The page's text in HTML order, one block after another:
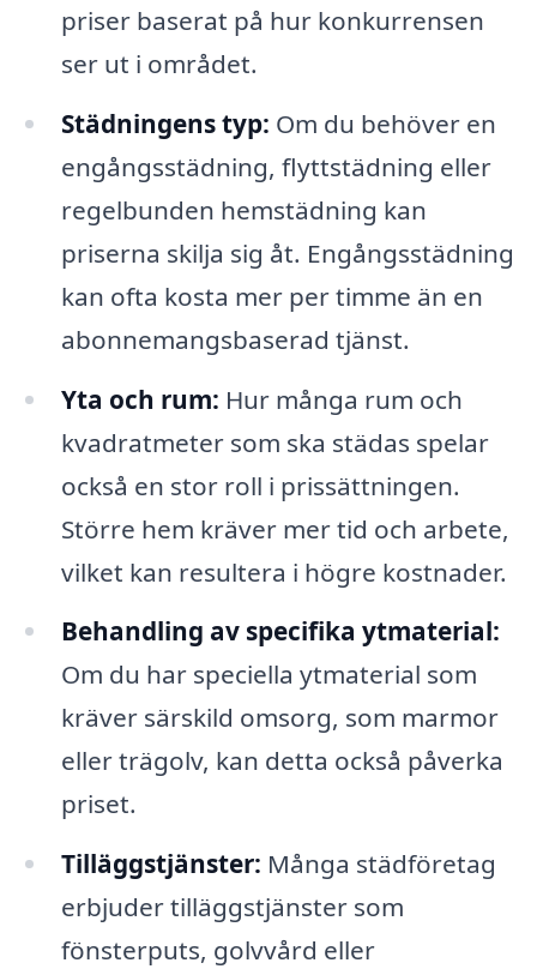
priser baserat på hur konkurrensen
ser ut i området.
Städningens typ: Om du behöver en
engångsstädning, flyttstädning eller
regelbunden hemstädning kan
priserna skilja sig åt. Engångsstädning
kan ofta kosta mer per timme än en
abonnemangsbaserad tjänst.
Yta och rum: Hur många rum och
kvadratmeter som ska städas spelar
också en stor roll i prissättningen.
Större hem kräver mer tid och arbete,
vilket kan resultera i högre kostnader.
Behandling av specifika ytmaterial:
Om du har speciella ytmaterial som
kräver särskild omsorg, som marmor
eller trägolv, kan detta också påverka
priset.
Tilläggstjänster: Många städföretag
erbjuder tilläggstjänster som
fönsterputs, golvvård eller